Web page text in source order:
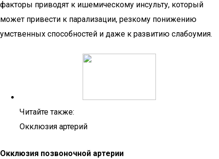
факторы приводят к ишемическому инсульту, который
может привести к парализации, резкому понижению
умственных способностей и даже к развитию слабоумия.
Читайте также:
Окклюзия артерий
Окклюзия позвоночной артерии